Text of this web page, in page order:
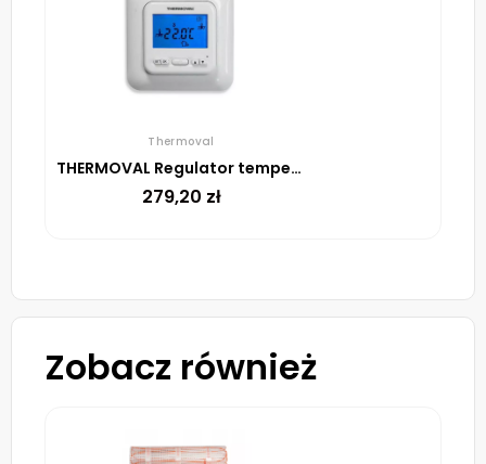
Thermoval
THERMOVAL Regulator temperatury TVT 04 ED Biały
279,20 zł
Zobacz również